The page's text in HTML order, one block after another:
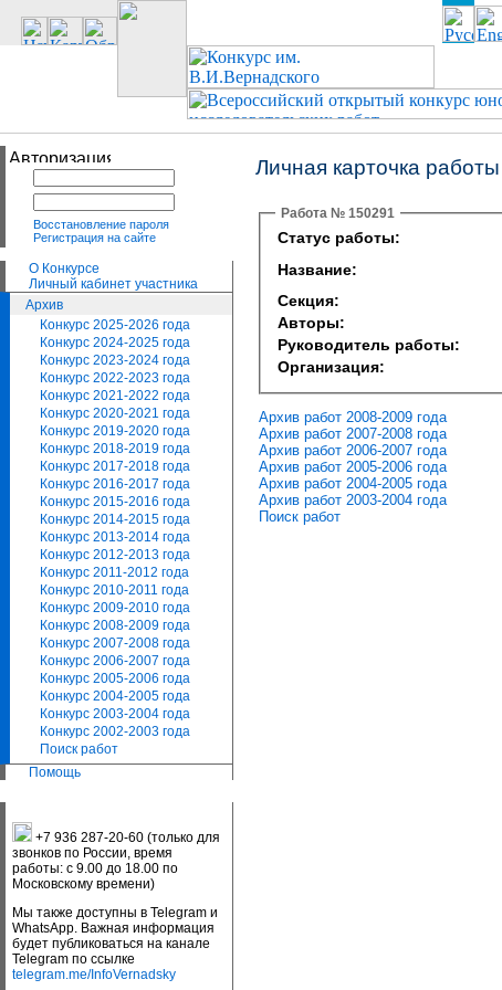
Восстановление пароля
Регистрация на сайте
О Конкурсе
Личный кабинет участника
Архив
Конкурс 2025-2026 года
Конкурс 2024-2025 года
Конкурс 2023-2024 года
Конкурс 2022-2023 года
Конкурс 2021-2022 года
Конкурс 2020-2021 года
Конкурс 2019-2020 года
Конкурс 2018-2019 года
Конкурс 2017-2018 года
Конкурс 2016-2017 года
Конкурс 2015-2016 года
Конкурс 2014-2015 года
Конкурс 2013-2014 года
Конкурс 2012-2013 года
Конкурс 2011-2012 года
Конкурс 2010-2011 года
Конкурс 2009-2010 года
Конкурс 2008-2009 года
Конкурс 2007-2008 года
Конкурс 2006-2007 года
Конкурс 2005-2006 года
Конкурс 2004-2005 года
Конкурс 2003-2004 года
Конкурс 2002-2003 года
Поиск работ
Помощь
+7 936 287-20-60 (только для
звонков по России, время
работы: с 9.00 до 18.00 по
Московскому времени)
Мы также доступны в Telegram и
WhatsApp. Важная информация
будет публиковаться на канале
Telegram по ссылке
telegram.me/InfoVernadsky
Личная карточка работы
Работа № 150291
Статус работы:
Название:
Секция:
Авторы:
Руководитель работы:
Организация:
Архив работ 2008-2009 года
Архив работ 2007-2008 года
Архив работ 2006-2007 года
Архив работ 2005-2006 года
Архив работ 2004-2005 года
Архив работ 2003-2004 года
Поиск работ